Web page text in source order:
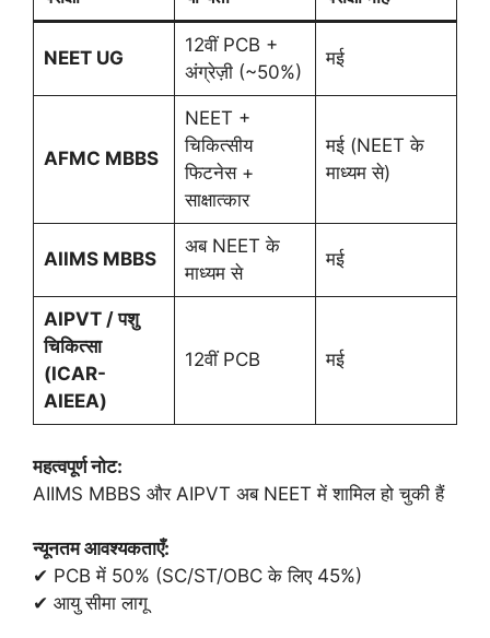
NEET UG
12वीं PCB +
अंग्रेज़ी (~50%)
मई
AFMC MBBS
NEET +
चिकित्सीय
फिटनेस +
साक्षात्कार
मई (NEET के
माध्यम से)
AIIMS MBBS
अब NEET के
माध्यम से
मई
AIPVT /पशु
चिकित्सा
(ICAR-
AIEEA)
12वीं PCB मई
महत्वपूर्ण नोट:
AIIMS MBBS और AIPVT अब NEET में शामिल हो चुकी हैं
न्यूनतम आवश्यकताएँ:
✔ PCB में 50% (SC/ST/OBC के लिए 45%)
✔ आयु सीमा लागू